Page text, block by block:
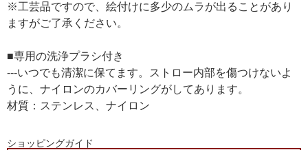
※工芸品ですので、絵付けに多少のムラが出ることがあり
ますがご了承ください。
■専用の洗浄プラシ付き
---いつでも清潔に保てます。ストロー内部を傷つけないよ
うに、ナイロンのカバーリングがしてあります。
材質：ステンレス、ナイロン
ショッピングガイド